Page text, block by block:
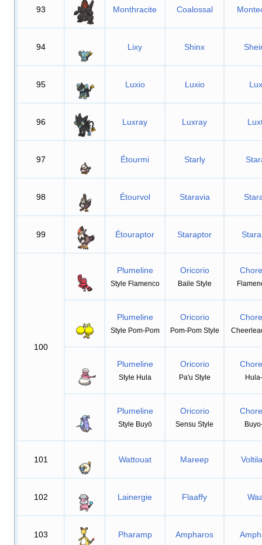
93 Monthracite Coalossal
94 Lixy Shinx
95 Luxio Luxio
96 Luxray Luxray
97 Étourmi Starly
98 Étourvol Staravia
99 Étouraptor Staraptor
100
Plumeline
Style Flamenco
Oricorio
Baile Style
Plumeline
Style Pom-Pom
Oricorio
Pom-Pom Style
Plumeline
Style Hula
Oricorio
Pa'u Style
Plumeline
Style Buyō
Oricorio
Sensu Style
101 Wattouat Mareep
102 Lainergie Flaaffy
103 Pharamp Ampharos